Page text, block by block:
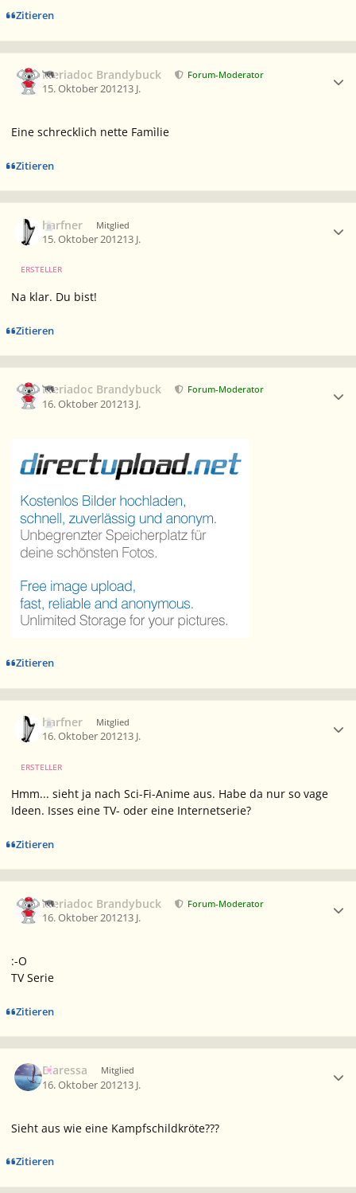
Zitieren
Meriadoc Brandybuck Forum-Moderator
15. Oktober 201213 J.
Eine schrecklich nette Famìlie
Zitieren
harfner Mitglied
15. Oktober 201213 J.
ERSTELLER
Na klar. Du bist!
Zitieren
Meriadoc Brandybuck Forum-Moderator
16. Oktober 201213 J.
Zitieren
harfner Mitglied
16. Oktober 201213 J.
ERSTELLER
Hmm... sieht ja nach Sci-Fi-Anime aus. Habe da nur so vage
Ideen. Isses eine TV- oder eine Internetserie?
Zitieren
Meriadoc Brandybuck Forum-Moderator
16. Oktober 201213 J.
:-O
TV Serie
Zitieren
Biaressa Mitglied
16. Oktober 201213 J.
Sieht aus wie eine Kampfschildkröte???
Zitieren